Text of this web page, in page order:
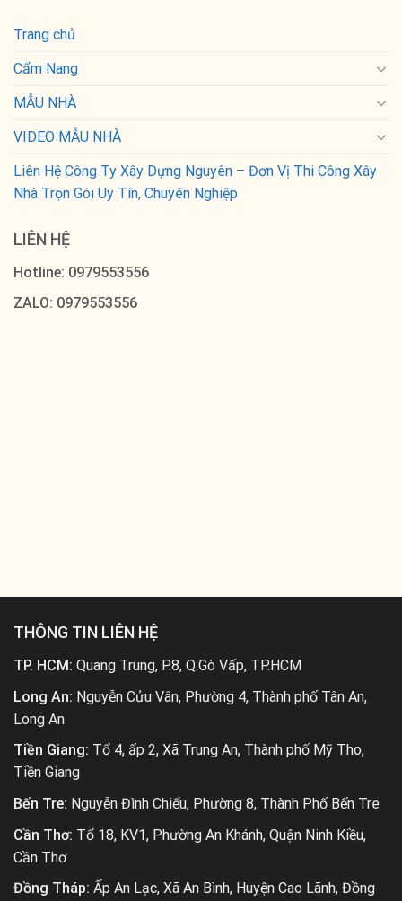
Trang chủ
Cẩm Nang
MẪU NHÀ
VIDEO MẪU NHÀ
Liên Hệ Công Ty Xây Dựng Nguyên – Đơn Vị Thi Công Xây
Nhà Trọn Gói Uy Tín, Chuyên Nghiệp
LIÊN HỆ
Hotline: 0979553556
ZALO: 0979553556
THÔNG TIN LIÊN HỆ
TP. HCM: Quang Trung, P.8, Q.Gò Vấp, TP.HCM
Long An: Nguyễn Cửu Vân, Phường 4, Thành phố Tân An,
Long An
Tiền Giang: Tổ 4, ấp 2, Xã Trung An, Thành phố Mỹ Tho,
Tiền Giang
Bến Tre: Nguyễn Đình Chiểu, Phường 8, Thành Phố Bến Tre
Cần Thơ: Tổ 18, KV1, Phường An Khánh, Quận Ninh Kiều,
Cần Thơ
Đồng Tháp: Ấp An Lạc, Xã An Bình, Huyện Cao Lãnh, Đồng